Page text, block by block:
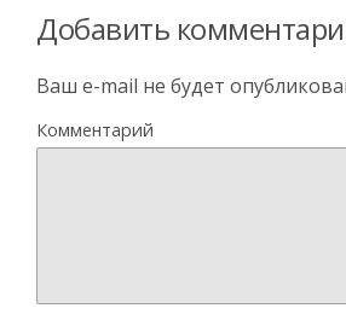
Добавить
Ваш e-mail не будет
Комментарий